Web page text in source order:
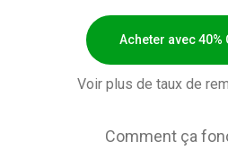
Acheter avec 40%
Voir plus de taux de
Comment ça